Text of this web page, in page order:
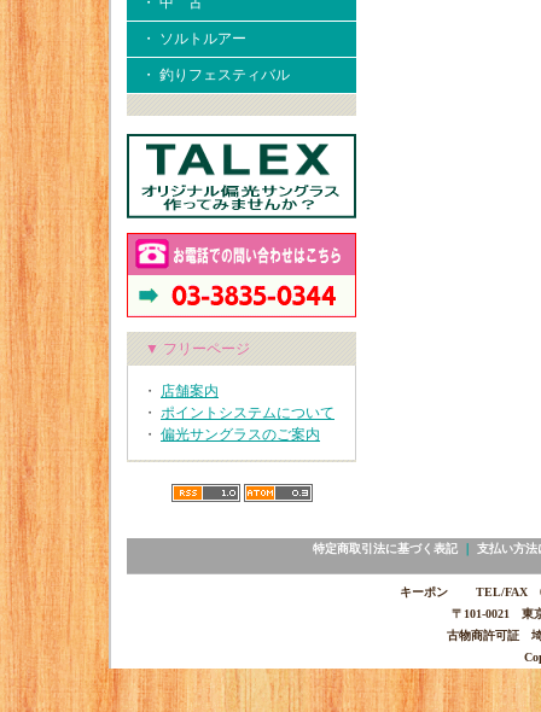
・ ソルトルアー
・ 釣りフェスティバル
▼ フリーページ
・ 店舗案内
・ ポイントシステムについて
・ 偏光サングラスのご案内
特定商取引法に基づく表記｜ 支払い方法
キーポン TEL/FAX
〒101-0021 東
古物商許可証